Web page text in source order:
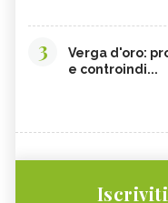
3
Verga d'oro:
e controindi...